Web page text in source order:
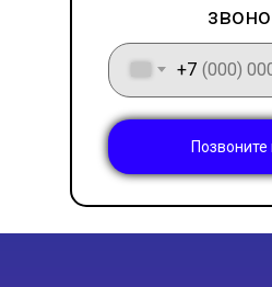
+7
Позвоните